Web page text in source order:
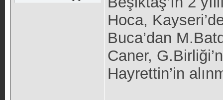
Hoca,
Buca’dan
Caner,
Hayrettin’in